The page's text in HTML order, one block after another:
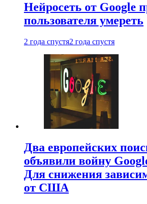
Нейросеть от Google
пользователя умереть
2 года спустя2 года спустя
Два европейских
объявили войну
Для снижения
от США